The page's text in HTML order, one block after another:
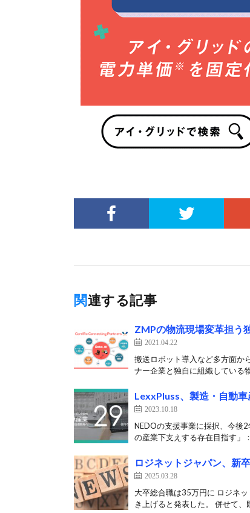
関連する記事
ZMPの物流現場変革担う
2021.04.22
搬送ロボット導入など多方面か
ナー企業と独自に組織している
LexxPluss、製造・自動
2023.10.18
NEDOの支援事業に採択、今後
の産業下支えする存在目指す」
ロジネットジャパン、新
2025.03.28
大卒総合職は35万円に ロジネ
き上げると発表した。 併せて、